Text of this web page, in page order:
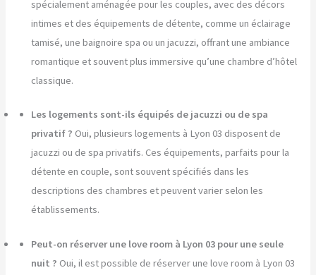
spécialement aménagée pour les couples, avec des décors
intimes et des équipements de détente, comme un éclairage
tamisé, une baignoire spa ou un jacuzzi, offrant une ambiance
romantique et souvent plus immersive qu’une chambre d’hôtel
classique.
Les logements sont-ils équipés de jacuzzi ou de spa
privatif ? Oui, plusieurs logements à Lyon 03 disposent de
jacuzzi ou de spa privatifs. Ces équipements, parfaits pour la
détente en couple, sont souvent spécifiés dans les
descriptions des chambres et peuvent varier selon les
établissements.
Peut-on réserver une love room à Lyon 03 pour une seule
nuit ? Oui, il est possible de réserver une love room à Lyon 03